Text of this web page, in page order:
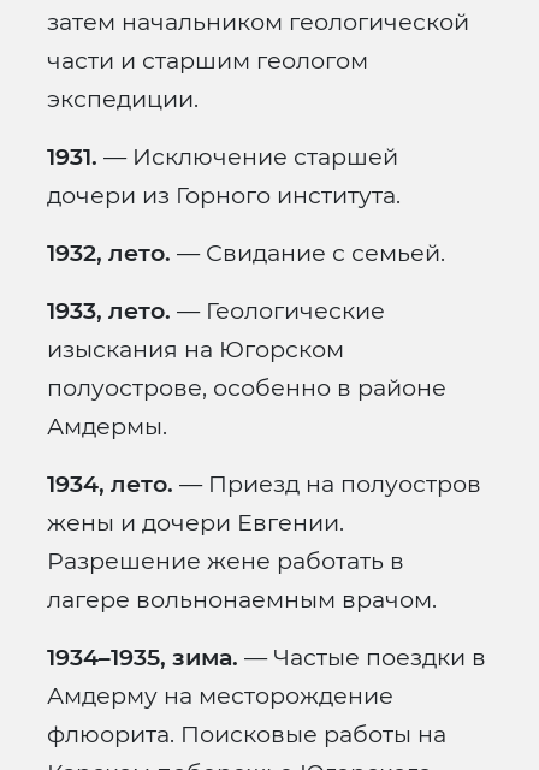
затем начальником геологической
части и старшим геологом
экспедиции.
1931. — Исключение старшей
дочери из Горного института.
1932, лето. — Свидание с семьей.
1933, лето. — Геологические
изыскания на Югорском
полуострове, особенно в районе
Амдермы.
1934, лето. — Приезд на полуостров
жены и дочери Евгении.
Разрешение жене работать в
лагере вольнонаемным врачом.
1934–1935, зима. — Частые поездки в
Амдерму на месторождение
флюорита. Поисковые работы на